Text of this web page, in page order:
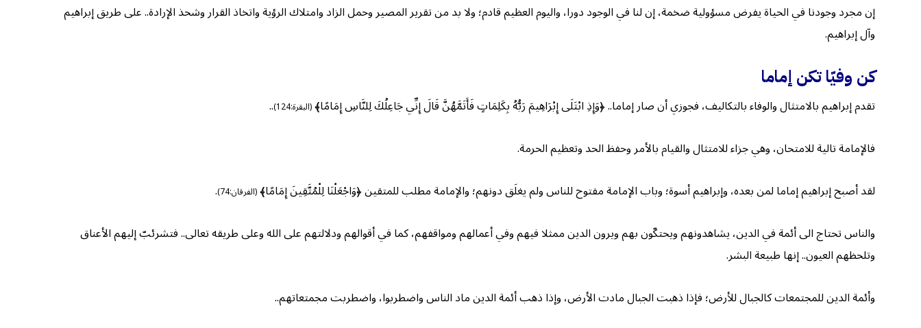
إن مجرد وجودنا في الحياة يفرض مسؤولية ضخمة، إن لنا في الوجود دورا، واليوم العظيم قادم؛ ولا بد من تقرير المصير وحمل الزاد وامتلاك الرؤية واتخاذ القرار وشحذ الإرادة.. على طريق إبراهيم
وآل إبراهيم.
كن وفيّا تكن إماما
تقدم إبراهيم بالامتثال والوفاء بالتكاليف، فجوزي أن صار إماما.. ﴿وَإِذِ ابْتَلَى إِبْرَاهِيمَ رَبُّهُ بِكَلِمَاتٍ فَأَتَمَّهُنَّ قَالَ إِنِّي جَاعِلُكَ لِلنَّاسِ إِمَامًا﴾(البقرة:124)
..
فالإمامة تالية للامتحان، وهي جزاء للامتثال والقيام بالأمر وحفظ الحد وتعظيم الحرمة.
لقد أصبح إبراهيم إماما لمن بعده، وإبراهيم أسوة؛ وباب الإمامة مفتوح للناس ولم يغلَق دونهم؛ والإمامة مطلب للمتقين ﴿وَاجْعَلْنَا لِلْمُتَّقِينَ إِمَامًا﴾(الفرقان:74)
.
والناس تحتاج الى أئمة في الدين، يشاهدونهم ويحتكّون بهم ويرون الدين ممثلا فيهم وفي أعمالهم ومواقفهم، كما في أقوالهم ودلالتهم على الله وعلى طريقه تعالى.. فتشرئبّ إليهم الأعناق
وتلحظهم العيون.. إنها طبيعة البشر.
وأئمة الدين للمجتمعات كالجبال للأرض؛ فإذا ذهبت الجبال مادت الأرض، وإذا ذهب أئمة الدين ماد الناس واضطربوا، واضطربت مجمتعاتهم..